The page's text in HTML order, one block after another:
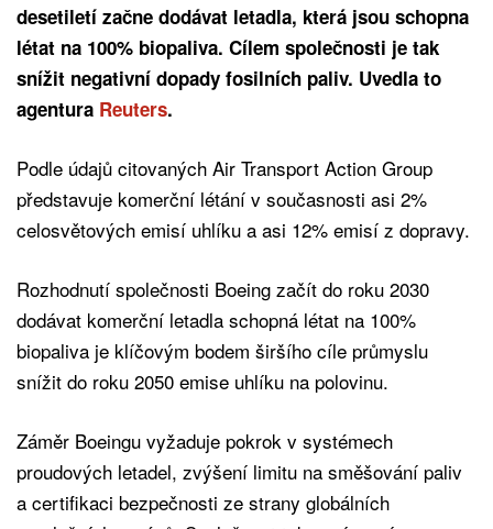
desetiletí začne dodávat letadla, která jsou schopna
létat na 100% biopaliva. Cílem společnosti je tak
snížit negativní dopady fosilních paliv. Uvedla to
agentura Reuters.
Podle údajů citovaných Air Transport Action Group
představuje komerční létání v současnosti asi 2%
celosvětových emisí uhlíku a asi 12% emisí z dopravy.
Rozhodnutí společnosti Boeing začít do roku 2030
dodávat komerční letadla schopná létat na 100%
biopaliva je klíčovým bodem širšího cíle průmyslu
snížit do roku 2050 emise uhlíku na polovinu.
Záměr Boeingu vyžaduje pokrok v systémech
proudových letadel, zvýšení limitu na směšování paliv
a certifikaci bezpečnosti ze strany globálních